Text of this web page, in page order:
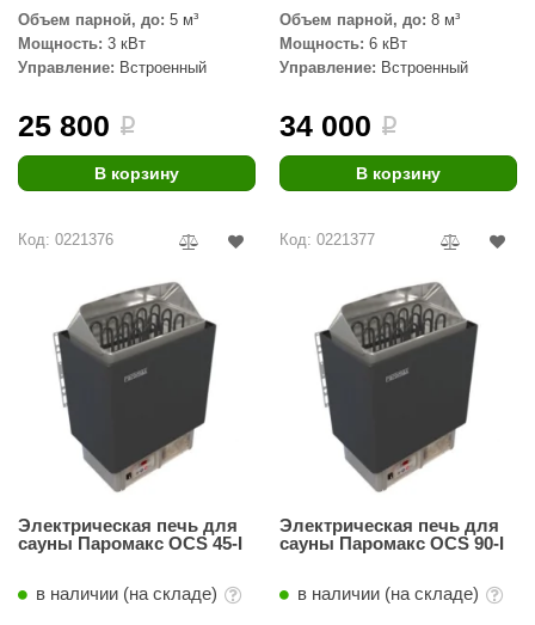
2000
KERN
Объем парной, до: 5 м³
Мощность: 3 кВт
Управление: Встроенный
25 800 i
В корзину
Объем парной, до: 8 м³
Мощность: 6 кВт
Управление: Встроенный
34 000 i
В корзину
Код: 0221376
Электрическая печь для
сауны Паромакс OCS 45-I
в наличии (на складе)
Код: 0221377
Электрическая печь для
сауны Паромакс OCS 90-I
в наличии (на складе)